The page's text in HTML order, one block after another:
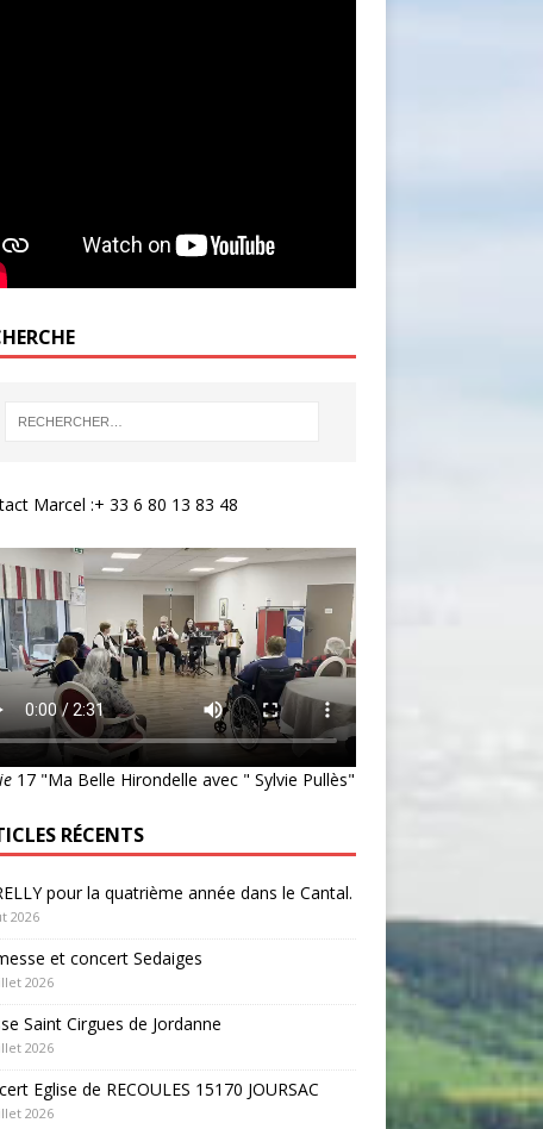
Marcel :+ 33 6 80 13 83 48
17 "Ma Belle Hirondelle avec " Sylvie Pullès"
RÉCENTS
pour la quatrième année dans le Cantal.
2026
et concert Sedaiges
2026
Saint Cirgues de Jordanne
2026
Eglise de RECOULES 15170 JOURSAC
2026